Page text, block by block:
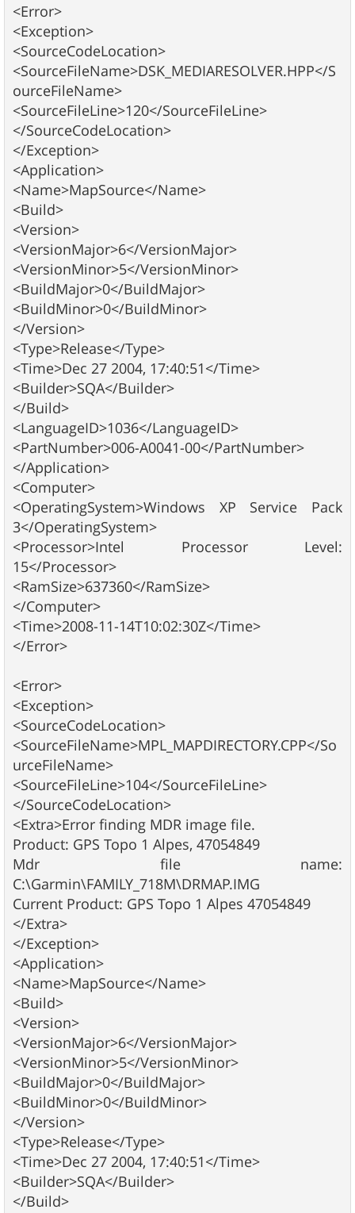
<Error>
<Exception>
<SourceCodeLocation>
<SourceFileName>DSK_MEDIARESOLVER.HPP</S
ourceFileName>
<SourceFileLine>120</SourceFileLine>
</SourceCodeLocation>
</Exception>
<Application>
<Name>MapSource</Name>
<Build>
<Version>
<VersionMajor>6</VersionMajor>
<VersionMinor>5</VersionMinor>
<BuildMajor>0</BuildMajor>
<BuildMinor>0</BuildMinor>
</Version>
<Type>Release</Type>
<Time>Dec 27 2004, 17:40:51</Time>
<Builder>SQA</Builder>
</Build>
<LanguageID>1036</LanguageID>
<PartNumber>006-A0041-00</PartNumber>
</Application>
<Computer>
<OperatingSystem>Windows XP Service Pack
3</OperatingSystem>
<Processor>Intel Processor Level:
15</Processor>
<RamSize>637360</RamSize>
</Computer>
<Time>2008-11-14T10:02:30Z</Time>
</Error>
<Error>
<Exception>
<SourceCodeLocation>
<SourceFileName>MPL_MAPDIRECTORY.CPP</So
urceFileName>
<SourceFileLine>104</SourceFileLine>
</SourceCodeLocation>
<Extra>Error finding MDR image file.
Product: GPS Topo 1 Alpes, 47054849
Mdr file name:
C:\Garmin\FAMILY_718M\DRMAP.IMG
Current Product: GPS Topo 1 Alpes 47054849
</Extra>
</Exception>
<Application>
<Name>MapSource</Name>
<Build>
<Version>
<VersionMajor>6</VersionMajor>
<VersionMinor>5</VersionMinor>
<BuildMajor>0</BuildMajor>
<BuildMinor>0</BuildMinor>
</Version>
<Type>Release</Type>
<Time>Dec 27 2004, 17:40:51</Time>
<Builder>SQA</Builder>
</Build>